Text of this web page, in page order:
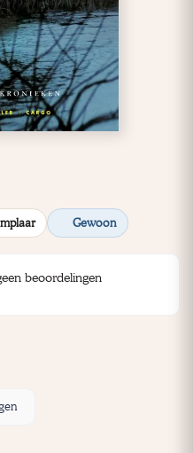
Gewoon
beoordelingen